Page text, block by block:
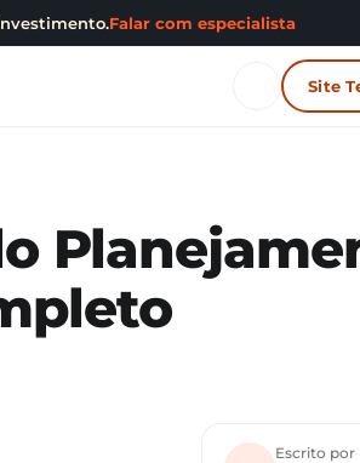
Falar com especialista
Site
Escrito por